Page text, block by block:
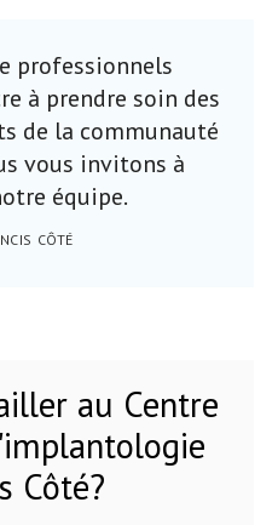
professionnels
à prendre soin des
de la communauté
vous invitons à
équipe.
CÔTÉ
au Centre
Côté?